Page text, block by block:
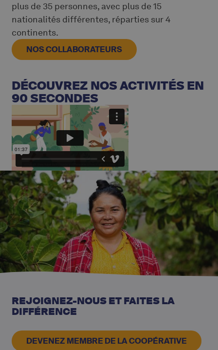
plus de 35 personnes, avec plus de 15
nationalités différentes, réparties sur 4
continents.
NOS COLLABORATEURS
DÉCOUVREZ NOS ACTIVITÉS EN
90 SECONDES
REJOIGNEZ-NOUS ET FAITES LA
DIFFÉRENCE
DEVENEZ MEMBRE DE LA COOPÉRATIVE